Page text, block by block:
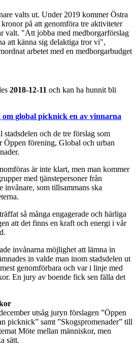
valts ut. Under 2019 kommer Östra
på att genomföra tre aktiviteter
valt. "Att jobba med medborgarförslag
att känna sig delaktiga tror vi",
arbetet med en medborgarbudget
2018-12-11 och kan ha hunnit bli
om global picknick en av vinnarna
och de tre förslag som
Öppen förening, Global och urban
är inte klart, men man kommer
med tjänstepersoner från
invånare, som tillsammans ska
så många engagerade och härliga
att det finns en kraft och energi i vår
invånarna möjlighet att lämna in
in valde man inom stadsdelen ut
genomförbara och var i linje med
En jury av boende fick sen fälla det
utsåg juryn förslagen ”Öppen
picknick” samt ”Skogspromenader” till
Möte mellan människor, men
sätt.